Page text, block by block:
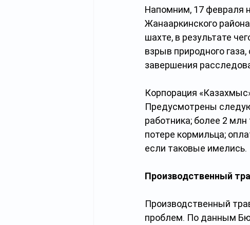
Напомним, 17 февраля
Жанааркинского
шахте, в результате
взрыв природного
завершения
Корпорация
Предусмотрены
работника; более 2
потере кормильца;
если таковые имелись.
Производственный
Производственный
проблем. По данным